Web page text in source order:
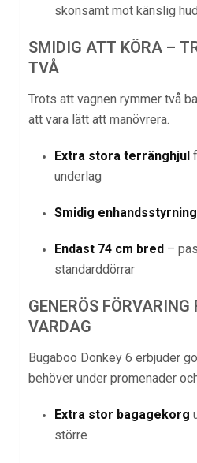
skonsamt mot känslig hud
SMIDIG ATT KÖRA –
TVÅ
Trots att vagnen rymmer två
att vara lätt att manövrera.
Extra stora terränghjul
underlag
Smidig enhandsstyrning
Endast 74 cm bred –
standarddörrar
GENERÖS
VARDAG
Bugaboo Donkey 6 erbjuder
behöver under promenader
Extra stor bagagekorg
större